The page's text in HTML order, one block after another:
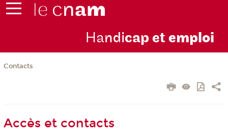
Handicap et emploi
Contacts
Accès et contacts